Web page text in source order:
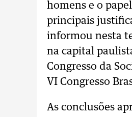
homens e o
principais
informou nesta
na capital
Congresso da
VI Congresso
As conclusões